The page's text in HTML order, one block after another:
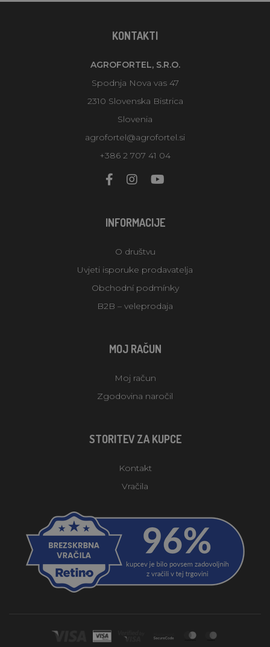
KONTAKTI
AGROFORTEL, S.R.O.
Spodnja Nova vas 47
2310 Slovenska Bistrica
Slovenia
agrofortel@agrofortel.si
+386 2 707 41 04
INFORMACIJE
O društvu
Uvjeti isporuke prodavatelja
Obchodní podmínky
B2B – veleprodaja
MOJ RAČUN
Moj račun
Zgodovina naročil
STORITEV ZA KUPCE
Kontakt
Vračila